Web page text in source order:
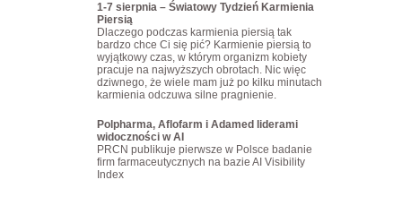
1-7 sierpnia – Światowy Tydzień Karmienia
Piersią
Dlaczego podczas karmienia piersią tak
bardzo chce Ci się pić? Karmienie piersią to
wyjątkowy czas, w którym organizm kobiety
pracuje na najwyższych obrotach. Nic więc
dziwnego, że wiele mam już po kilku minutach
karmienia odczuwa silne pragnienie.
Polpharma, Aflofarm i Adamed liderami
widoczności w AI
PRCN publikuje pierwsze w Polsce badanie
firm farmaceutycznych na bazie AI Visibility
Index